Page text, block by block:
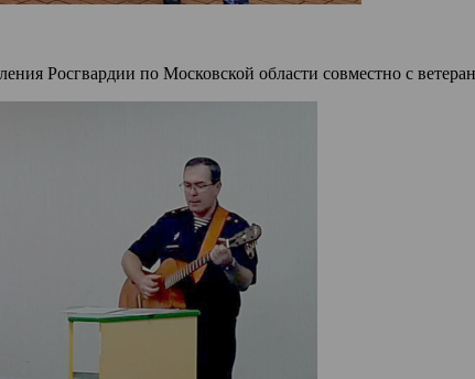
Росгвардии по Московской области совместно с